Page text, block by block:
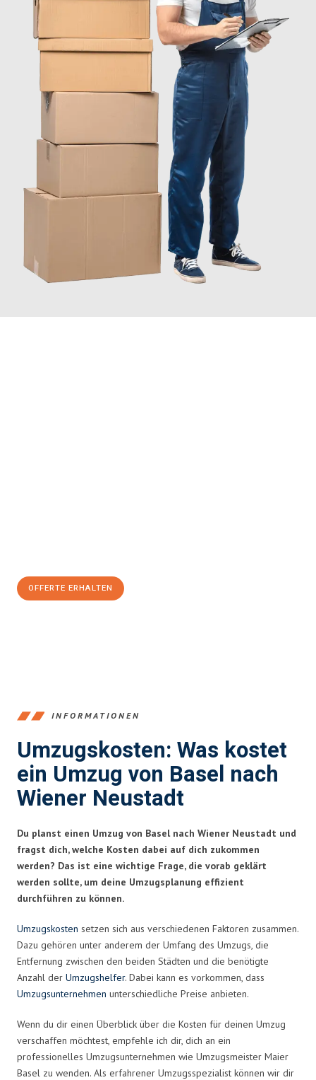
OFFERTE ERHALTEN
INFORMATIONEN
Umzugskosten: Was kostet
ein Umzug von Basel nach
Wiener Neustadt
Du planst einen Umzug von Basel nach Wiener Neustadt und
fragst dich, welche Kosten dabei auf dich zukommen
werden? Das ist eine wichtige Frage, die vorab geklärt
werden sollte, um deine Umzugsplanung effizient
durchführen zu können.
Umzugskosten setzen sich aus verschiedenen Faktoren zusammen.
Dazu gehören unter anderem der Umfang des Umzugs, die
Entfernung zwischen den beiden Städten und die benötigte
Anzahl der Umzugshelfer. Dabei kann es vorkommen, dass
Umzugsunternehmen unterschiedliche Preise anbieten.
Wenn du dir einen Überblick über die Kosten für deinen Umzug
verschaffen möchtest, empfehle ich dir, dich an ein
professionelles Umzugsunternehmen wie Umzugsmeister Maier
Basel zu wenden. Als erfahrener Umzugsspezialist können wir dir